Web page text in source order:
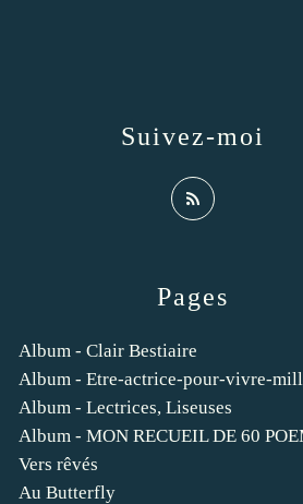
Pages
Album - Clair Bestiaire
Album - Etre-actrice-pour-vivre-
Album - Lectrices, Liseuses
Album - MON RECUEIL DE 60
Vers rêvés
Au Butterfly
Suivez-moi